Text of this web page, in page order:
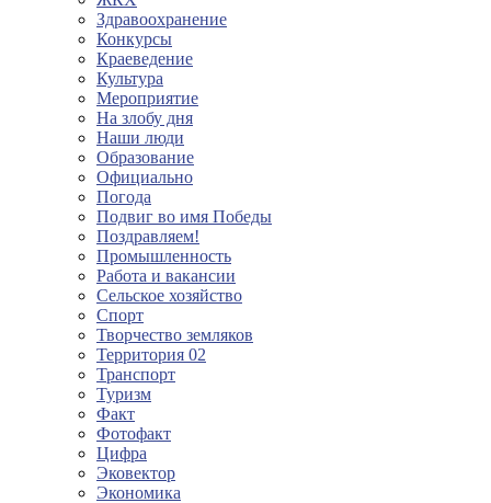
Здравоохранение
Конкурсы
Краеведение
Культура
Мероприятие
На злобу дня
Наши люди
Образование
Официально
Погода
Подвиг во имя Победы
Поздравляем!
Промышленность
Работа и вакансии
Сельское хозяйство
Спорт
Творчество земляков
Территория 02
Транспорт
Туризм
Факт
Фотофакт
Цифра
Эковектор
Экономика